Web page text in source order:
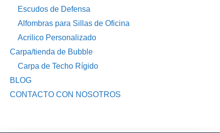
Escudos de Defensa
Alfombras para Sillas de Oficina
Acrilico Personalizado
Carpa/tienda de Bubble
Carpa de Techo Rígido
BLOG
CONTACTO CON NOSOTROS